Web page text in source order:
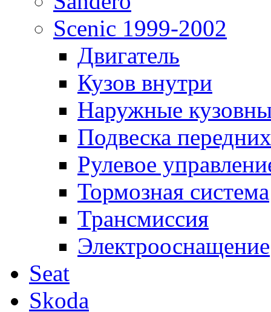
Scenic 1999-2002
Двигатель
Кузов внутри
Наружные
Подвеска
Рулевое
Тормозная система
Трансмиссия
Электрооснащение
Seat
Skoda